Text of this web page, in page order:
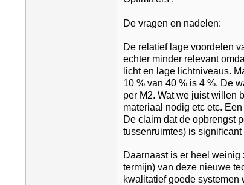
De vragen en nadelen:
De relatief lage voordelen
echter minder relevant
licht en lage lichtniveaus.
10 % van 40 % is 4 %. De
per M2. Wat we juist willen
materiaal nodig etc etc.
De claim dat de opbrengst
tussenruimtes) is
Daarnaast is er heel
termijn) van deze nieuwe
kwalitatief goede systemen